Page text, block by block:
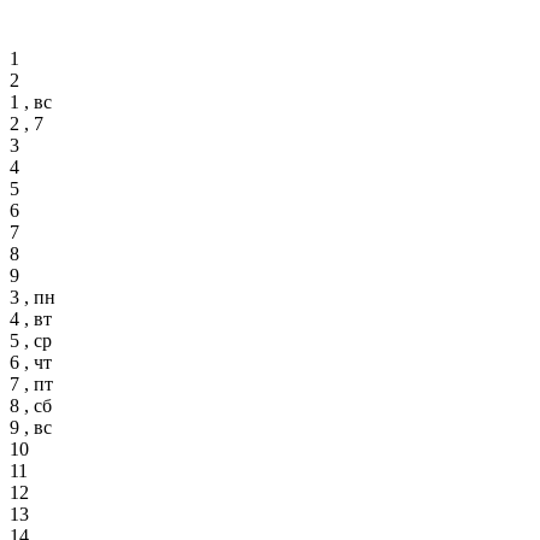
1
2
1 , вс
2 , 7
3
4
5
6
7
8
9
3 , пн
4 , вт
5 , ср
6 , чт
7 , пт
8 , сб
9 , вс
10
11
12
13
14